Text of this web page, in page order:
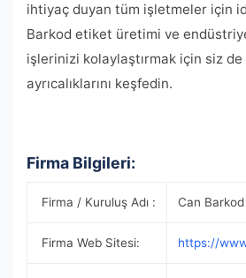
ihtiyaç duyan tüm işletmeler için
Barkod etiket üretimi ve
işlerinizi kolaylaştırmak için siz de
ayrıcalıklarını keşfedin.
Firma Bilgileri:
Firma / Kuruluş Adı : Can Barkod
Firma Web Sitesi: https://